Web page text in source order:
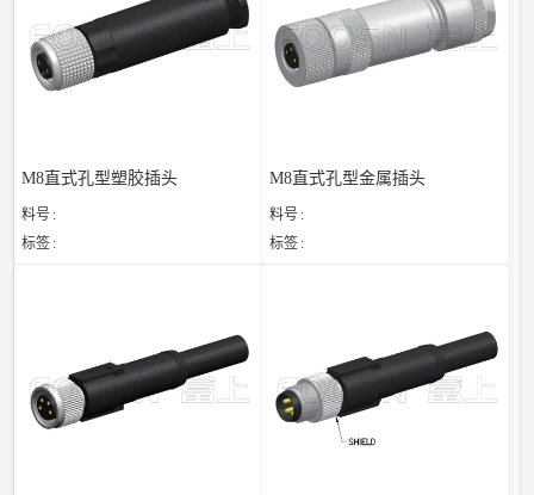
M8直式孔型塑胶插头
料号
标签
M8直式孔型金属插头
料号
标签